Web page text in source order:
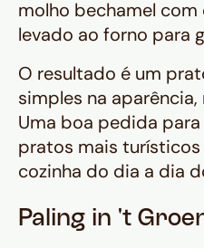
molho bechamel
levado ao forno para
O resultado é um
simples na
Uma boa pedida
pratos mais
cozinha do dia a dia
Paling in 't